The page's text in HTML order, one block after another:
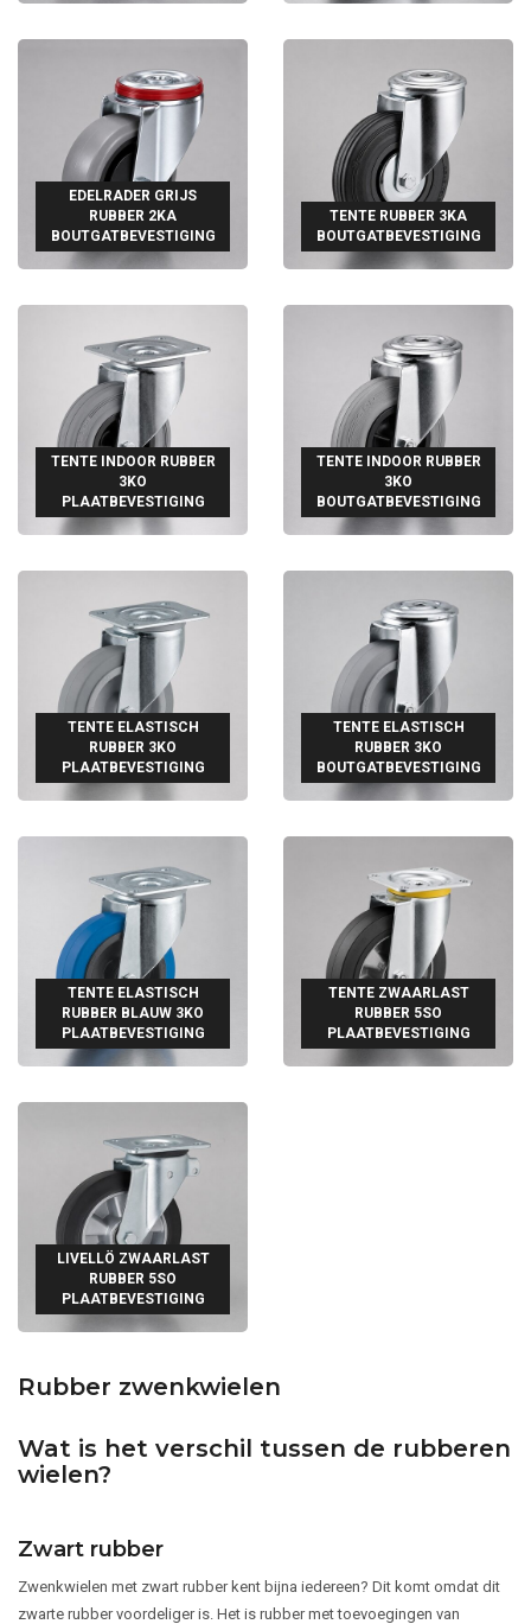
EDELRADER GRIJS
RUBBER 2KA
BOUTGATBEVESTIGING
TENTE RUBBER 3KA
BOUTGATBEVESTIGING
TENTE INDOOR RUBBER
3KO
PLAATBEVESTIGING
TENTE INDOOR RUBBER
3KO
BOUTGATBEVESTIGING
TENTE ELASTISCH
RUBBER 3KO
PLAATBEVESTIGING
TENTE ELASTISCH
RUBBER 3KO
BOUTGATBEVESTIGING
TENTE ELASTISCH
RUBBER BLAUW 3KO
PLAATBEVESTIGING
TENTE ZWAARLAST
RUBBER 5SO
PLAATBEVESTIGING
LIVELLÖ ZWAARLAST
RUBBER 5SO
PLAATBEVESTIGING
Rubber zwenkwielen
Wat is het verschil tussen de rubberen
wielen?
Zwart rubber
Zwenkwielen met zwart rubber kent bijna iedereen? Dit komt omdat dit
zwarte rubber voordeliger is. Het is rubber met toevoegingen van